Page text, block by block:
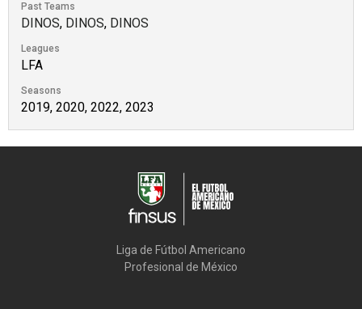
Past Teams
DINOS, DINOS, DINOS
Leagues
LFA
Seasons
2019, 2020, 2022, 2023
Liga de Fútbol Americano
Profesional de México